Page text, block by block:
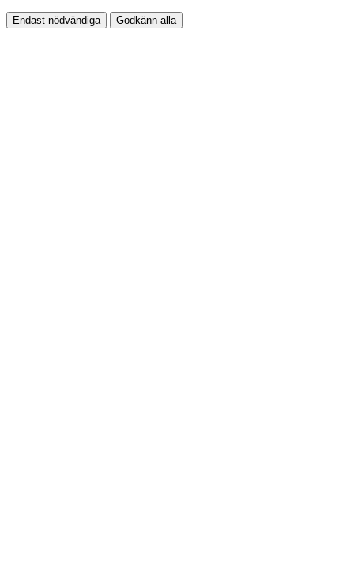
Endast nödvändiga Godkänn alla